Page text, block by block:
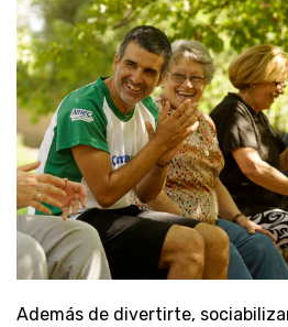
Además de divertirte,